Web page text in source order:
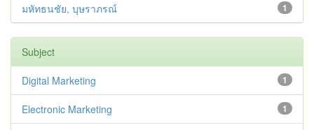
1
มหัทธนชัย, บุษราภรณ์
Subject
1
Digital Marketing
1
Electronic Marketing